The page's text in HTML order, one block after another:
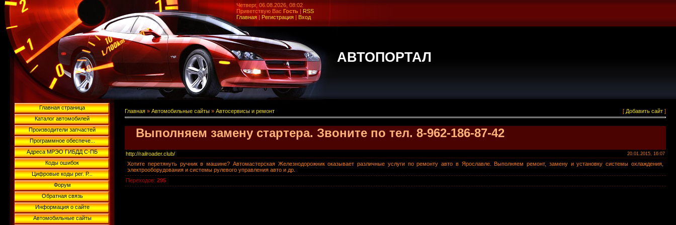
Четверг, 06.08.2026, 08:02
Приветствую Вас Гость | RSS
Главная | Регистрация | Вход
АВТОПОРТАЛ
Главная страница
Каталог автомобилей
Производители запчастей
Программное обеспече...
Адреса МРЭО ГИБДД С-ПБ
Коды ошибок
Цифровые коды рег. Р...
Форум
Обратная связь
Информация о сайте
Автомобильные сайты
Главная » Автомобильные сайты » Автосервисы и ремонт [ Добавить сайт ]
Выполняем замену стартера. Звоните по тел. 8-962-186-87-42
http://railroader.club/ 20.01.2015, 16:07
Хотите перетянуть ручник в машине? Автомастерская Железнодорожник оказывает различные услуги по ремонту авто в Ярославле. Выполняем ремонт, замену и установку системы охлаждения,
электрооборудования и системы рулевого управления авто и др.
Переходов: 295